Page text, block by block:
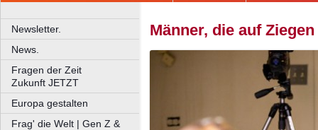
Newsletter.
News.
Fragen der Zeit
Zukunft JETZT
Europa gestalten
Frag' die Welt | Gen Z &
Männer, die auf